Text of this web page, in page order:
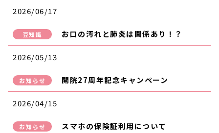
2026/06/17
豆知識 お口の汚れと肺炎は関係あり！？
2026/05/13
お知らせ 開院27周年記念キャンペーン
2026/04/15
お知らせ スマホの保険証利用について